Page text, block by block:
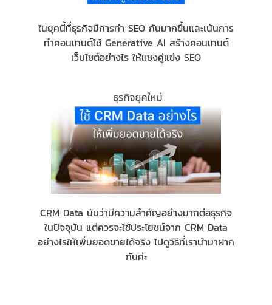
ในยุคนี้ที่ธุรกิจมีการทำ SEO กันมากขึ้นและเน้นการ
ทำคอนเทนต์ใช้ Generative AI สร้างคอนเทนต์
เว็บไซต์อย่างไร ให้แซงคู่แข่ง SEO
CRM Data นับว่ามีความสำคัญอย่างมากต่อธุรกิจ
ในปัจจุบัน แต่ควรจะใช้ประโยชน์จาก CRM Data
อย่างไรให้เพิ่มยอดขายได้จริง ไปดูวิธีที่เรานำมาฝาก
กันค่ะ